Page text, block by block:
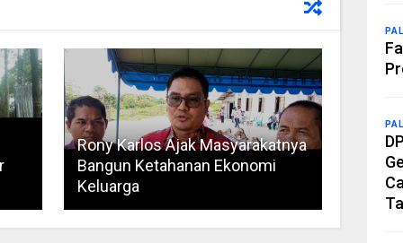
Rony Karlos Ajak Masyarakatnya
Bangun Ketahanan Ekonomi
Keluarga